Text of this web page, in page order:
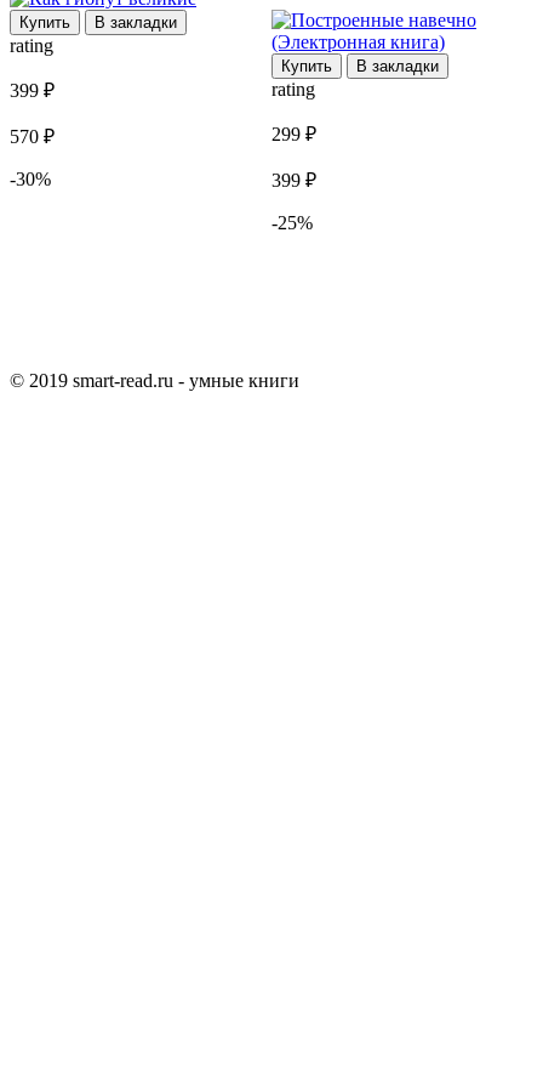
Купить В закладки
rating
399 ₽
570 ₽
-30%
Купить В закладки
rating
299 ₽
399 ₽
-25%
© 2019 smart-read.ru - умные книги